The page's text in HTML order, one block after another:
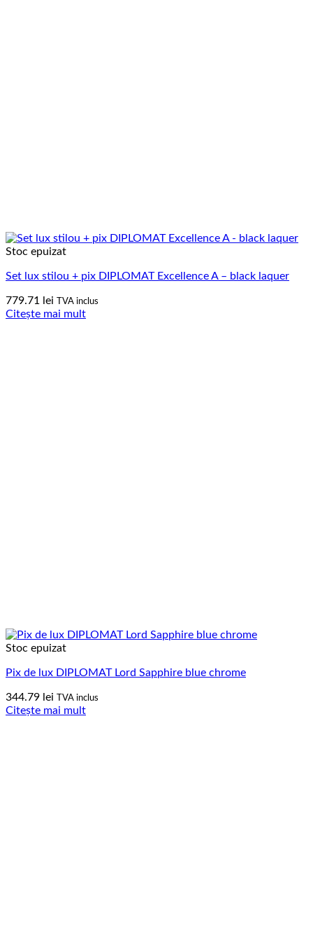
Stoc epuizat
Set lux stilou + pix DIPLOMAT Excellence A – black laquer
779.71 lei TVA inclus
Citește mai mult
Stoc epuizat
Pix de lux DIPLOMAT Lord Sapphire blue chrome
344.79 lei TVA inclus
Citește mai mult